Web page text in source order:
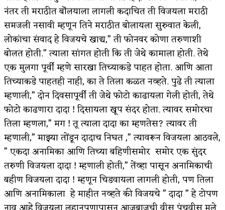
नंतर ती मराठीत बॊलयाला लागली कदाचित ती विजयला मराठी
समजली नसावी म्हणून तिने मराठीत बोलायला सुरुवात केली,
लोकांचा संवाद हे विजयचे खाद्य,” ती फोनवर कोणा तरुणाशी
बोलत होती.” त्याला सांगत होती कि ती जेथे कामाला होती. तेथे
एक मुलगा पूर्वी म्हणे सारखा तिच्याकडे पाहत होता. आणि आता
तिच्याकडे पाहतही नाही, का ते तिला कळत नव्हते. पुढे ती त्याला
म्हणाली,” दोन दिवसापूर्वी ती जेथे फोटो काढायला गेली होती, तेथे
फोटो काढणारा दादा ! दिसायला खूप संदर होता. त्यावर समोरचा
तिला म्हणला,” मग ! तू त्याला दादा का म्हणतेस? त्यावर ती
म्हणाली,” माझ्या तोंडून दादाच निघत ,” त्यावरून विजयला आठवले,
” एकदा अनामिका आणि तिच्या बहिणीसमोर समोर एक सुंदर
तरुणी विजयला दादा ! म्हणाली होती,” तेंव्हा पासून अनामिकाची
बहीण विजयला दादा ! म्हणून चिडवायला लागली होती, पण तिला
आणि अनामिकाला हे माहीत नव्हते की विजयचे ” दादा ” हे टोपण